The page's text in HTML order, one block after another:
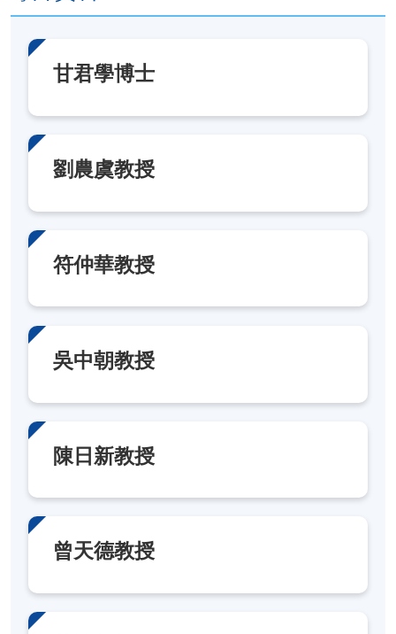
“三通法”、中風病症三大針灸新療法、董氏奇穴療法等
治療新思路、新理論、新技術及臨床應用成效。
學員出席率每學科單元須達到70%或以上，通過學科單
書（針灸新技術）」（Certificate in Professional
Practice in Chinese Medicine (New Acupuncture
日期 / 時間
逢周一，3:00pm - 6:00pm & 7:00pm - 10:00pm
逢周二，9:30am - 12:30pm
甘君學博士
劉農虞教授
符仲華教授
吳中朝教授
陳日新教授
曾天德教授